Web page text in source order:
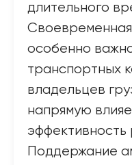
длительного
Своевременная
особенно
транспортных
владельцев
напрямую
эффективность
Поддержание